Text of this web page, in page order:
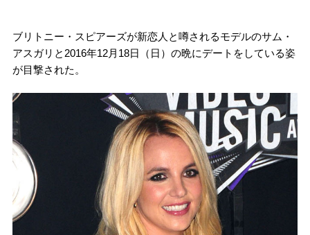
ブリトニー・スピアーズが新恋人と噂されるモデルのサム・
アスガリと2016年12月18日（日）の晩にデートをしている姿
が目撃された。